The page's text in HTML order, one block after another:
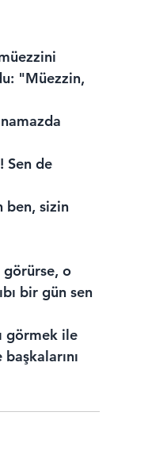
"Müezzin,
Sen de
ben, sizin
görürse, o
bir gün sen
görmek ile